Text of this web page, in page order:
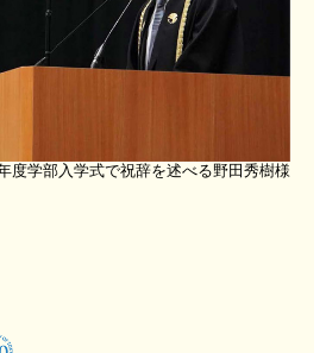
度学部入学式で祝辞を述べる野田秀樹様